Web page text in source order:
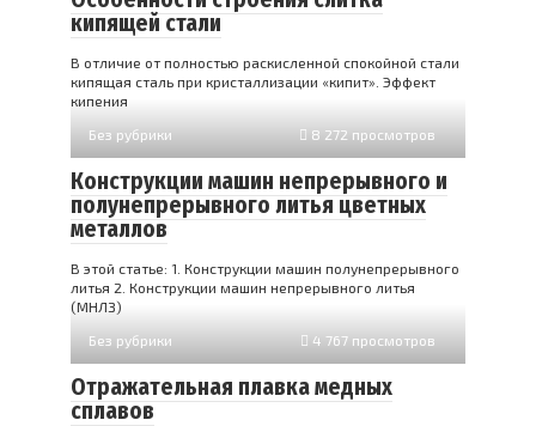
кипящей стали
В отличие от полностью раскисленной спокойной стали
кипя­щая сталь при кристаллизации «кипит». Эффект
кипения
Без рубрики
8 272 просмотров
Конструкции машин непрерывного и
полунепрерывного литья цветных
металлов
В этой статье: 1. Конструкции машин полунепрерывного
литья 2. Конструкции машин непрерывного литья
(МНЛЗ)
Без рубрики
4 767 просмотров
Отражательная плавка медных
сплавов